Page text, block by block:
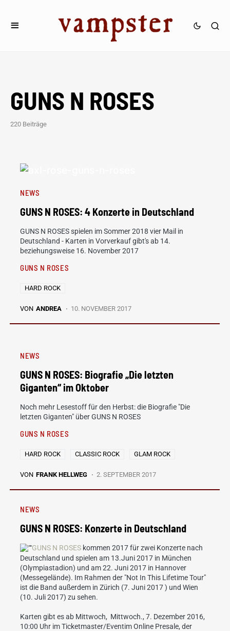
GUNS N ROSES
220 Beiträge
NEWS
GUNS N ROSES: 4 Konzerte in Deutschland
GUNS N ROSES spielen im Sommer 2018 vier Mail in
Deutschland - Karten in Vorverkauf gibt's ab 14.
beziehungsweise 16. November 2017
GUNS N ROSES
HARD ROCK
VON ANDREA 10. NOVEMBER 2017
NEWS
GUNS N ROSES: Biografie „Die letzten
Giganten“ im Oktober
Noch mehr Lesestoff für den Herbst: die Biografie "Die
letzten Giganten" über GUNS N ROSES
GUNS N ROSES
HARD ROCK CLASSIC ROCK GLAM ROCK
VON FRANK HELLWEG 2. SEPTEMBER 2017
NEWS
GUNS N ROSES: Konzerte in Deutschland
GUNS N ROSES kommen 2017 für zwei Konzerte nach
Deutschland und spielen am 13.Juni 2017 in München
(Olympiastadion) und am 22. Juni 2017 in Hannover
(Messegelände). Im Rahmen der "Not In This Lifetime Tour"
ist die Band außerdem in Zürich (7. Juni 2017 ) und Wien
(10. Juli 2017) zu sehen.
Karten gibt es ab Mittwoch, Mittwoch., 7. Dezember 2016,
10:00 Uhr im Ticketmaster/Eventim Online Presale, der